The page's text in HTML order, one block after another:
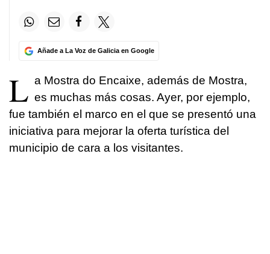
Añade a La Voz de Galicia en Google
L a Mostra do Encaixe, además de Mostra,
es muchas más cosas. Ayer, por ejemplo,
fue también el marco en el que se presentó una
iniciativa para mejorar la oferta turística del
municipio de cara a los visitantes.